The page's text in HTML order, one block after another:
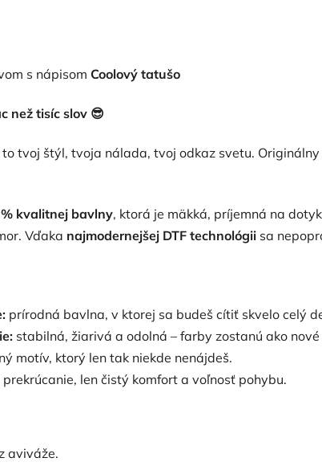
s nápisom Coolový tatušo
než tisíc slov 😎
to tvoj štýl, tvoja nálada, tvoj odkaz svetu.
kvalitnej bavlny, ktorá je mäkká, príjemná na
Vďaka najmodernejšej DTF technológii sa
prírodná bavlna, v ktorej sa budeš cítiť skvelo celý
stabilná, žiarivá a odolná – farby zostanú ako
motív, ktorý len tak niekde nenájdeš.
len čistý komfort a voľnosť pohybu.
aviváže.